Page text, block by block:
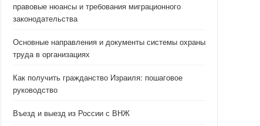
правовые нюансы и требования миграционного
законодательства
Основные направления и документы системы охраны
труда в организациях
Как получить гражданство Израиля: пошаговое
руководство
Въезд и выезд из России с ВНЖ